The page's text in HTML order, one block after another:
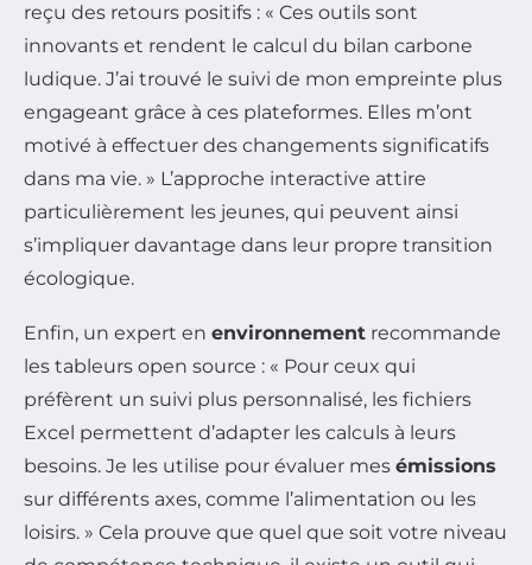
reçu des retours positifs : « Ces outils sont
innovants et rendent le calcul du bilan carbone
ludique. J’ai trouvé le suivi de mon empreinte plus
engageant grâce à ces plateformes. Elles m’ont
motivé à effectuer des changements significatifs
dans ma vie. » L’approche interactive attire
particulièrement les jeunes, qui peuvent ainsi
s’impliquer davantage dans leur propre transition
écologique.
Enfin, un expert en environnement recommande
les tableurs open source : « Pour ceux qui
préfèrent un suivi plus personnalisé, les fichiers
Excel permettent d’adapter les calculs à leurs
besoins. Je les utilise pour évaluer mes émissions
sur différents axes, comme l’alimentation ou les
loisirs. » Cela prouve que quel que soit votre niveau